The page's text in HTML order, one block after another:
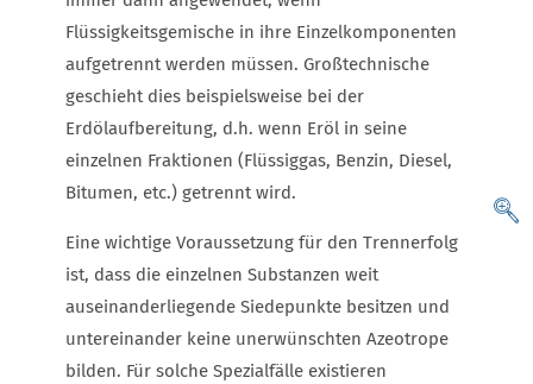
Flüssigkeitsgemische in ihre Einzelkomponenten
aufgetrennt werden müssen. Großtechnische
geschieht dies beispielsweise bei der
Erdölaufbereitung, d.h. wenn Eröl in seine
einzelnen Fraktionen (Flüssiggas, Benzin, Diesel,
Bitumen, etc.) getrennt wird.
Eine wichtige Voraussetzung für den Trennerfolg
ist, dass die einzelnen Substanzen weit
auseinanderliegende Siedepunkte besitzen und
untereinander keine unerwünschten Azeotrope
bilden. Für solche Spezialfälle existieren